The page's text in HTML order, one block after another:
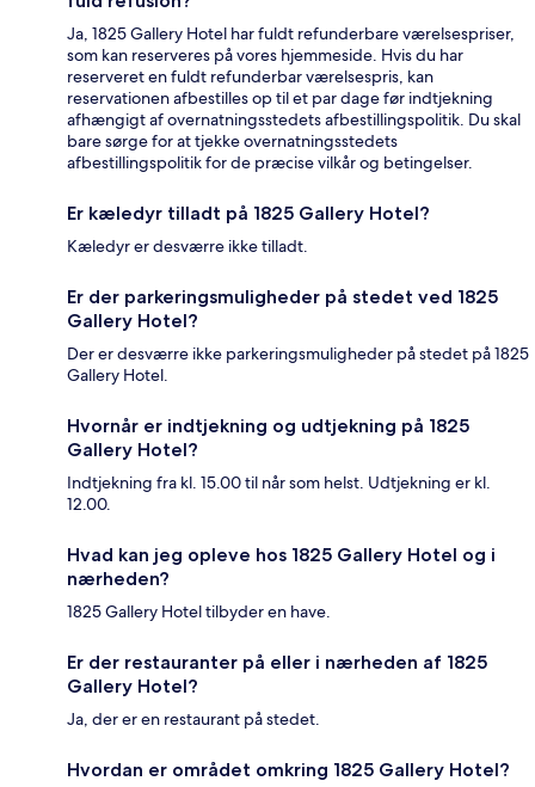
Ja, 1825 Gallery Hotel har fuldt refunderbare værelsespriser,
som kan reserveres på vores hjemmeside. Hvis du har
reserveret en fuldt refunderbar værelsespris, kan
reservationen afbestilles op til et par dage før indtjekning
afhængigt af overnatningsstedets afbestillingspolitik. Du skal
bare sørge for at tjekke overnatningsstedets
afbestillingspolitik for de præcise vilkår og betingelser.
Er kæledyr tilladt på 1825 Gallery Hotel?
Kæledyr er desværre ikke tilladt.
Er der parkeringsmuligheder på stedet ved 1825
Gallery Hotel?
Der er desværre ikke parkeringsmuligheder på stedet på 1825
Gallery Hotel.
Hvornår er indtjekning og udtjekning på 1825
Gallery Hotel?
Indtjekning fra kl. 15.00 til når som helst. Udtjekning er kl.
12.00.
Hvad kan jeg opleve hos 1825 Gallery Hotel og i
nærheden?
1825 Gallery Hotel tilbyder en have.
Er der restauranter på eller i nærheden af 1825
Gallery Hotel?
Ja, der er en restaurant på stedet.
Hvordan er området omkring 1825 Gallery Hotel?